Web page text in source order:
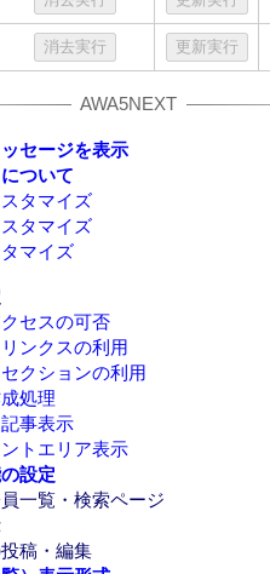
セージを表示
ついて
タマイズ
タマイズ
マイズ
セスの可否
ンクスの利用
クションの利用
処理
事表示
トエリア表示
設定
一覧・検索ページ
稿・編集